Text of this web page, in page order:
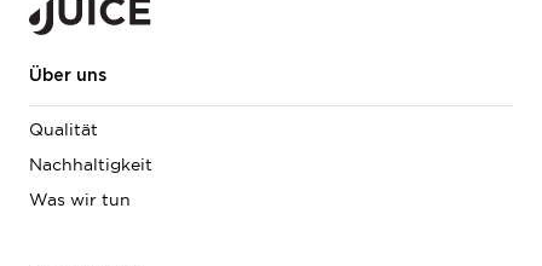
Über uns
Qualität
Nachhaltigkeit
Was wir tun